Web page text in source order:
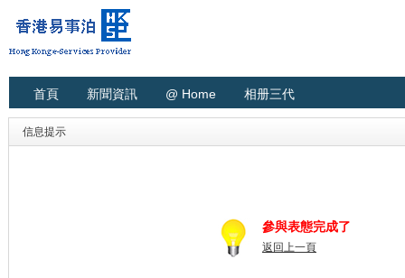
首頁 新聞資訊 @ Home 相册三代
信息提示
參與表態完成了
返回上一頁